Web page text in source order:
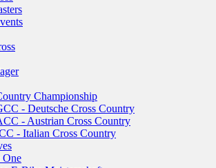
Championship
- Deutsche Cross Country
- Austrian Cross Country
- Italian Cross Country
One